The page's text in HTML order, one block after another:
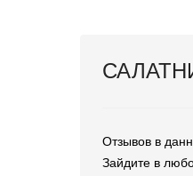
Отзывов в
Зайдите в